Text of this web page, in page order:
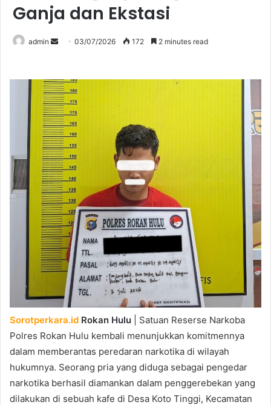
Ganja dan Ekstasi
admin
Send03/07/2026 172 2 minutes read
Sorotperkara.id Rokan Hulu | Satuan Reserse Narkoba
Polres Rokan Hulu kembali menunjukkan komitmennya
dalam memberantas peredaran narkotika di wilayah
hukumnya. Seorang pria yang diduga sebagai pengedar
narkotika berhasil diamankan dalam penggerebekan yang
dilakukan di sebuah kafe di Desa Koto Tinggi, Kecamatan